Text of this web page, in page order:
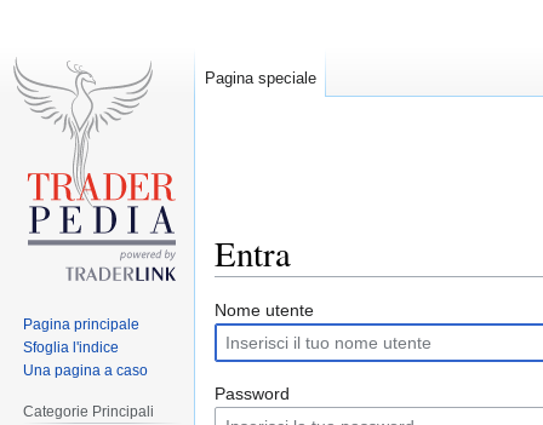
Entra
Jump
to
navigation
Jump
to
search
Nome utente
Password
Pagina speciale
Pagina principale
Sfoglia l'indice
Una pagina a caso
Categorie Principali